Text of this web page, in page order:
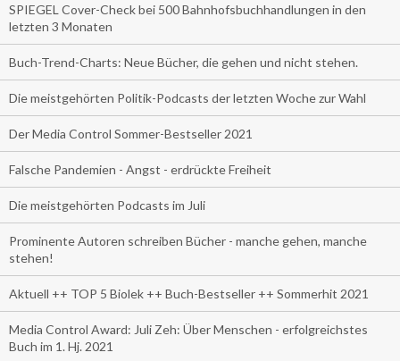
SPIEGEL Cover-Check bei 500 Bahnhofsbuchhandlungen in den
letzten 3 Monaten
Buch-Trend-Charts: Neue Bücher, die gehen und nicht stehen.
Die meistgehörten Politik-Podcasts der letzten Woche zur Wahl
Der Media Control Sommer-Bestseller 2021
Falsche Pandemien - Angst - erdrückte Freiheit
Die meistgehörten Podcasts im Juli
Prominente Autoren schreiben Bücher - manche gehen, manche
stehen!
Aktuell ++ TOP 5 Biolek ++ Buch-Bestseller ++ Sommerhit 2021
Media Control Award: Juli Zeh: Über Menschen - erfolgreichstes
Buch im 1. Hj. 2021